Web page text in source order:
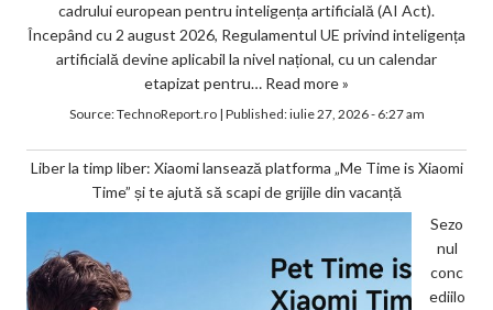
cadrului european pentru inteligența artificială (AI Act).
Începând cu 2 august 2026, Regulamentul UE privind inteligența
artificială devine aplicabil la nivel național, cu un calendar
etapizat pentru… Read more »
Source:TechnoReport.ro| Published:iulie 27, 2026 - 6:27 am
Liber la timp liber: Xiaomi lansează platforma „Me Time is Xiaomi
Time” și te ajută să scapi de grijile din vacanță
Sezo
nul
conc
ediilo